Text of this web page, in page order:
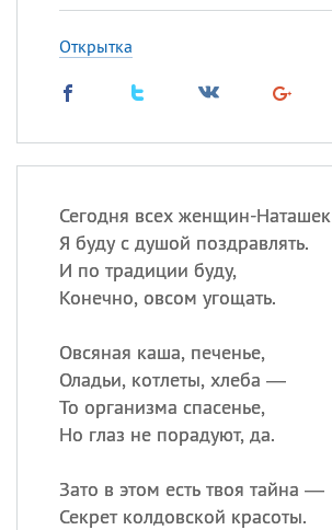
Открытка
Сегодня всех женщин-Наташек
Я буду с душой поздравлять.
И по традиции буду,
Конечно, овсом угощать.
Овсяная каша, печенье,
Оладьи, котлеты, хлеба —
То организма спасенье,
Но глаз не порадуют, да.
Зато в этом есть твоя тайна —
Секрет колдовской красоты.